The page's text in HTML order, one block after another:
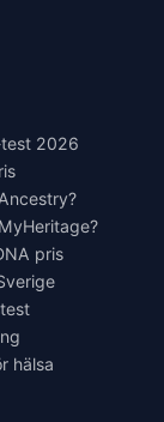
2026
pris
hälsa